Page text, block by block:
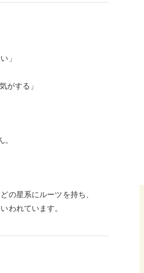
」
がする」
の星系にルーツを持ち、
われています。